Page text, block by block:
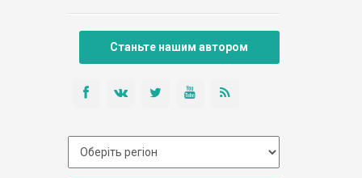
Станьте нашим автором